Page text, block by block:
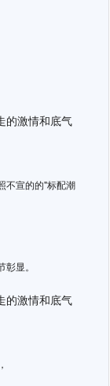
不宣的的"标配潮
显。